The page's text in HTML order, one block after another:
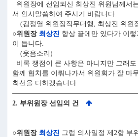
위원장에 선임되신 최상진 위원님께서
서 인사말씀하여 주시기 바랍니다.
(김정열 위원장직무대행, 최상진 위원
○위원장 최상진 항상 끝에만 있다가 이
이 듭니다.
(웃음소리)
비록 쟁점이 큰 사항은 아니지만 그래
함께 협치를 이뤄나가서 위원회가 잘 마
최선을 다하겠습니다.
2. 부위원장 선임의 건
○위원장 최상진 그럼 의사일정 제2항 부